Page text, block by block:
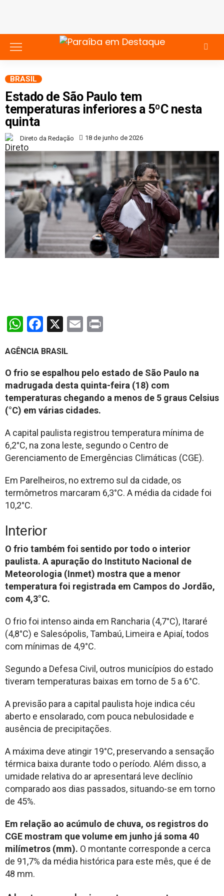
BRASIL
Estado de São Paulo tem
temperaturas inferiores a 5ºC nesta
quinta
Direto da Redação 18 de junho de 2026
WhatsApp
Facebook
X Email
AGÊNCIA BRASIL
O frio se espalhou pelo estado de São Paulo na
madrugada desta quinta-feira (18) com
temperaturas chegando a menos de 5 graus Celsius
(°C) em várias cidades.
A capital paulista registrou temperatura mínima de
6,2°C, na zona leste, segundo o Centro de
Gerenciamento de Emergências Climáticas (CGE).
Em Parelheiros, no extremo sul da cidade, os
termômetros marcaram 6,3°C. A média da cidade foi
10,2°C.
Interior
O frio também foi sentido por todo o interior
paulista. A apuração do Instituto Nacional de
Meteorologia (Inmet) mostra que a menor
temperatura foi registrada em Campos do Jordão,
com 4,3°C.
O frio foi intenso ainda em Rancharia (4,7°C), Itararé
(4,8°C) e Salesópolis, Tambaú, Limeira e Apiaí, todos
com mínimas de 4,9°C.
Segundo a Defesa Civil, outros municípios do estado
tiveram temperaturas baixas em torno de 5 a 6°C.
A previsão para a capital paulista hoje indica céu
aberto e ensolarado, com pouca nebulosidade e
ausência de precipitações.
A máxima deve atingir 19°C, preservando a sensação
térmica baixa durante todo o período. Além disso, a
umidade relativa do ar apresentará leve declínio
comparado aos dias passados, situando-se em torno
de 45%.
Em relação ao acúmulo de chuva, os registros do
CGE mostram que volume em junho já soma 40
milímetros (mm). O montante corresponde a cerca
de 91,7% da média histórica para este mês, que é de
48 mm.